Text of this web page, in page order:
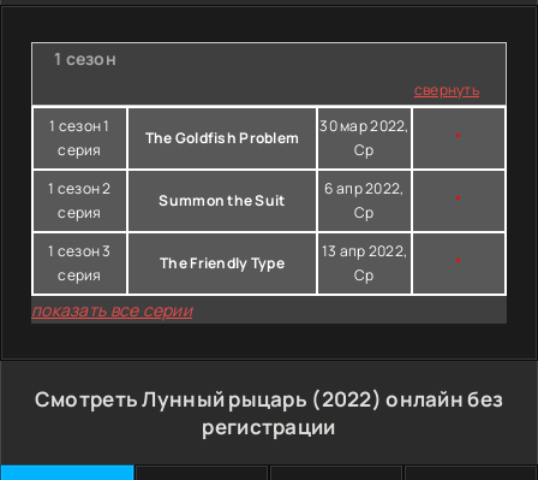
1 сезон
свернуть
1 сезон 1
серия
The Goldfish Problem
30 мар 2022,
Ср
*
1 сезон 2
серия
Summon the Suit
6 апр 2022,
Ср
*
1 сезон 3
серия
The Friendly Type
13 апр 2022,
Ср
*
показать все серии
Смотреть Лунный рыцарь (2022) онлайн без
регистрации